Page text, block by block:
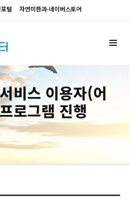
털 자연미한과-네이버스토어
비스 이용자(어
로그램 진행
케치북5